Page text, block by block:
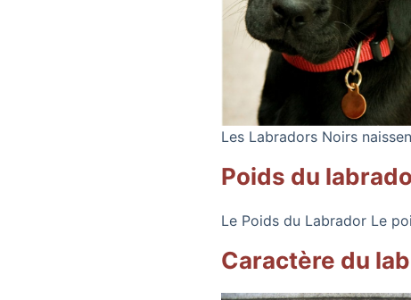
Les Labradors Noirs
Poids du
Le Poids du Labrador Le
Caractère du